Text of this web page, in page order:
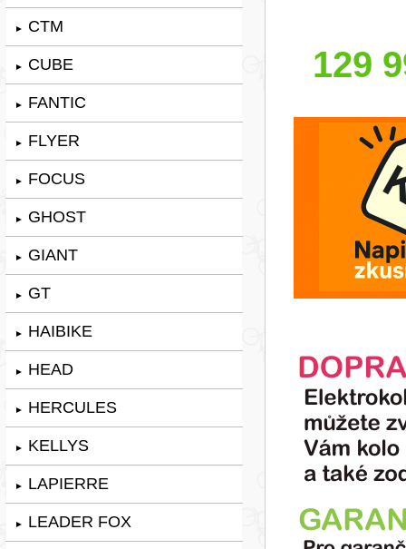
► CTM
► CUBE
► FANTIC
► FLYER
► FOCUS
► GHOST
► GIANT
► GT
► HAIBIKE
► HEAD
► HERCULES
► KELLYS
► LAPIERRE
► LEADER FOX
129